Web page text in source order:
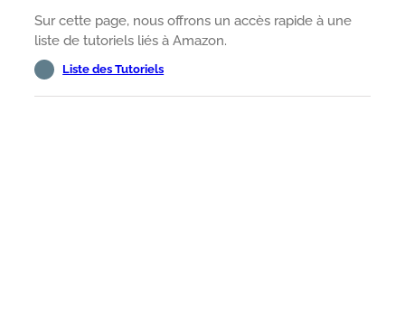
Sur cette page, nous offrons un accès rapide à une
liste de tutoriels liés à Amazon.
Liste des Tutoriels